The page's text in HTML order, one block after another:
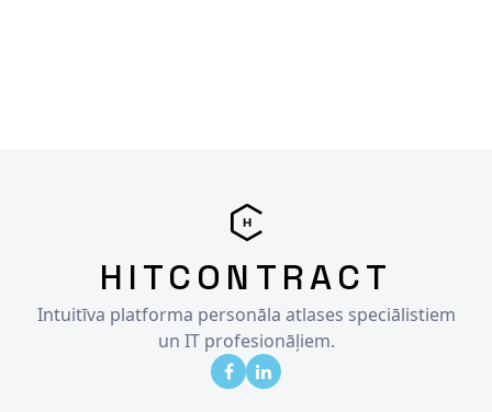
HITCONTRACT
Intuitīva platforma personāla atlases speciālistiem
un IT profesionāļiem.